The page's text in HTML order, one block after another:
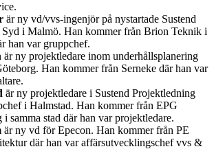
är ny vd/vvs-ingenjör på nystartade Sustend
i Malmö. Han kommer från Brion Teknik i
han var gruppchef.
är ny projektledare inom underhållsplanering
Han kommer från Serneke där han var
är ny projektledare i Sustend Projektledning
i Halmstad. Han kommer från EPG
samma stad där han var projektledare.
är ny vd för Epecon. Han kommer från PE
där han var affärsutvecklingschef vvs &